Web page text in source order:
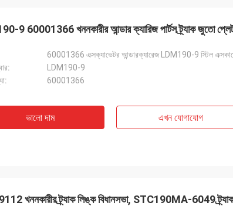
9 60001366 খননকারীর আন্ডার ক্যারিজ পার্টস ট্র্যাক জুতো
60001366 এক্সক্যাভেটর আন্ডারক্যারেজ LDM190-9 স্টিল
LDM190-9
60001366
ভালো দাম এখন যোগাযোগ
খননকারীর ট্র্যাক লিঙ্ক বিধানসভা, STC190MA-6049